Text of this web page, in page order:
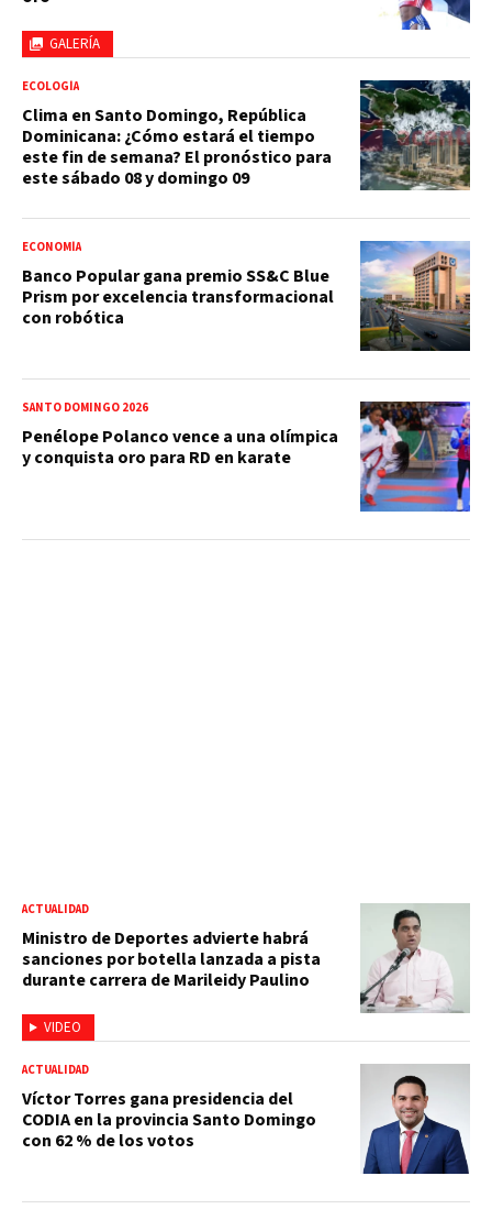
GALERÍA
ECOLOGÍA
Clima en Santo Domingo, República
Dominicana: ¿Cómo estará el tiempo
este fin de semana? El pronóstico para
este sábado 08 y domingo 09
ECONOMÍA
Banco Popular gana premio SS&C Blue
Prism por excelencia transformacional
con robótica
SANTO DOMINGO 2026
Penélope Polanco vence a una olímpica
y conquista oro para RD en karate
VIDEO
ACTUALIDAD
Ministro de Deportes advierte habrá
sanciones por botella lanzada a pista
durante carrera de Marileidy Paulino
ACTUALIDAD
Víctor Torres gana presidencia del
CODIA en la provincia Santo Domingo
con 62 % de los votos